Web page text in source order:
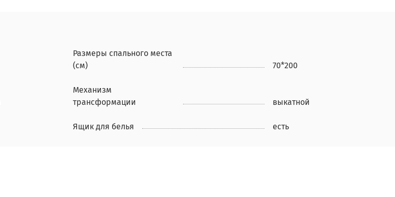
Размеры спального места
(см)
70*200
Механизм
трансформации
выкатной
Ящик для белья есть